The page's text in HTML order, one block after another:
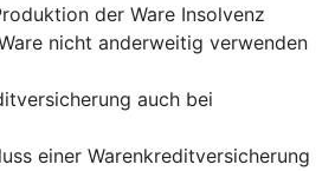
der Ware Insolvenz
nicht anderweitig verwenden
auch bei
einer Warenkreditversicherung